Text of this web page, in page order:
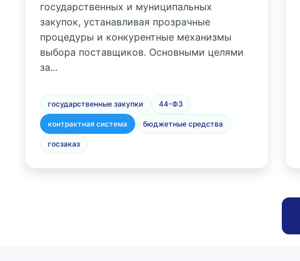
государственных и муниципальных
закупок, устанавливая прозрачные
процедуры и конкурентные механизмы
выбора поставщиков. Основными целями
за...
государственные закупки 44-ФЗ
контрактная система бюджетные средства
госзаказ